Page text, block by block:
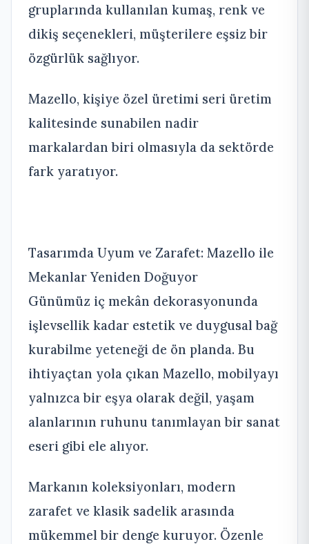
gruplarında kullanılan kumaş, renk ve
dikiş seçenekleri, müşterilere eşsiz bir
özgürlük sağlıyor.
Mazello, kişiye özel üretimi seri üretim
kalitesinde sunabilen nadir
markalardan biri olmasıyla da sektörde
fark yaratıyor.
Tasarımda Uyum ve Zarafet: Mazello ile
Mekanlar Yeniden Doğuyor
Günümüz iç mekân dekorasyonunda
işlevsellik kadar estetik ve duygusal bağ
kurabilme yeteneği de ön planda. Bu
ihtiyaçtan yola çıkan Mazello, mobilyayı
yalnızca bir eşya olarak değil, yaşam
alanlarının ruhunu tanımlayan bir sanat
eseri gibi ele alıyor.
Markanın koleksiyonları, modern
zarafet ve klasik sadelik arasında
mükemmel bir denge kuruyor. Özenle